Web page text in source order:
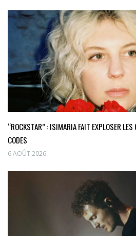
“ROCKSTAR” : ISIMARIA FAIT EXPLOSER LES
CODES
6 AOÛT 2026